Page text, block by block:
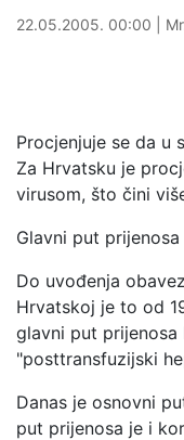
26.05.2024. 00:40
22.05.2005. 00:00
Procjenjuje se da u
Za Hrvatsku je
virusom, što čini
Glavni put
Do uvođenja
Hrvatskoj je to od
glavni put
"posttransfuzijski
Danas je osnovni
put prijenosa je i